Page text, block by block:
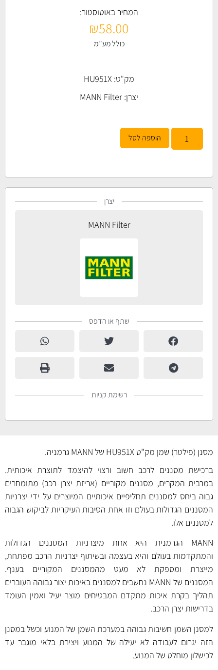
המחיר באוטוסטור:
₪58.00
כולל מע''מ
מק"ט: HU951X
יצרן: MANN Filter
הוספה לסל
יצרן
MANN Filter
שתף או הדפס
רשימת קניות
מסנן (פילטר) שמן מק"ט HU951X של MANN גרמניה.
ברכישת מסננים לרכב חשוב ורצוי להיצמד לתוצרת איכותית.
במרבית המקרים, מסננים מקוריים (אריזת יצרן רכב) מתומחרים
גבוה ביחס למסננים תחליפיים איכותיים המיוצרים על ידי יצרניות
המסננים הגדולות בעולם וזו אחת הסיבות העיקריות לביקוש הגבוה
למסננים אלו.
MANN הגרמנית היא אחת מיצרניות המסננים הגדולות
והמתקדמות בעולם והיא בעצמה ובשיתוף יצרניות הרכב מפתחת,
מייצרת ומספקת לא מעט מהמסננים המקוריים בענף.
המסננים של MANN נחשבים למסננים באיכות יצור גבוהה העוברים
תהליך בקרת איכות מתקדם המבטיחים מוצר יעיל ואמין העומד
בדרישות יצרן הרכב.
למסנן השמן חשיבות גבוהה במערכת השמן של המנוע וכשל במסנן
הזה יגרום לעבודה לא יעילה של המנוע ויצירת בלאי מוגבר עד
לכישלון מוחלט של המנוע.